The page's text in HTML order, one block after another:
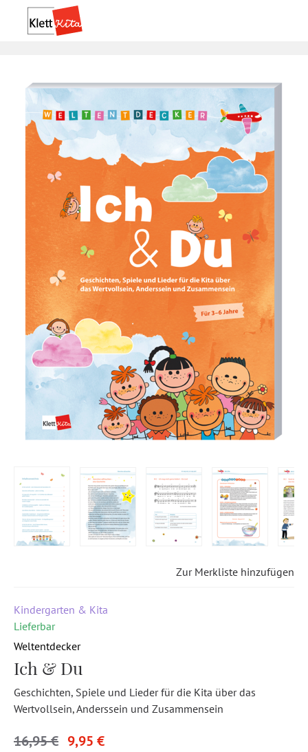
Zur Merkliste hinzufügen
Kindergarten & Kita
Lieferbar
Weltentdecker
Ich & Du
Geschichten, Spiele und Lieder für die Kita über das
Wertvollsein, Anderssein und Zusammensein
16,95 € 9,95 €